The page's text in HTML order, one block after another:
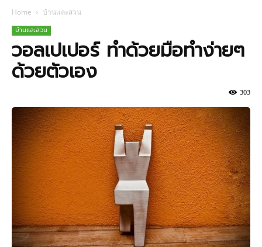
Home บ้านและสวน
บ้านและสวน
วอลเปเปอร์ ทำด้วยมือทำง่ายๆ
ด้วยตัวเอง
303